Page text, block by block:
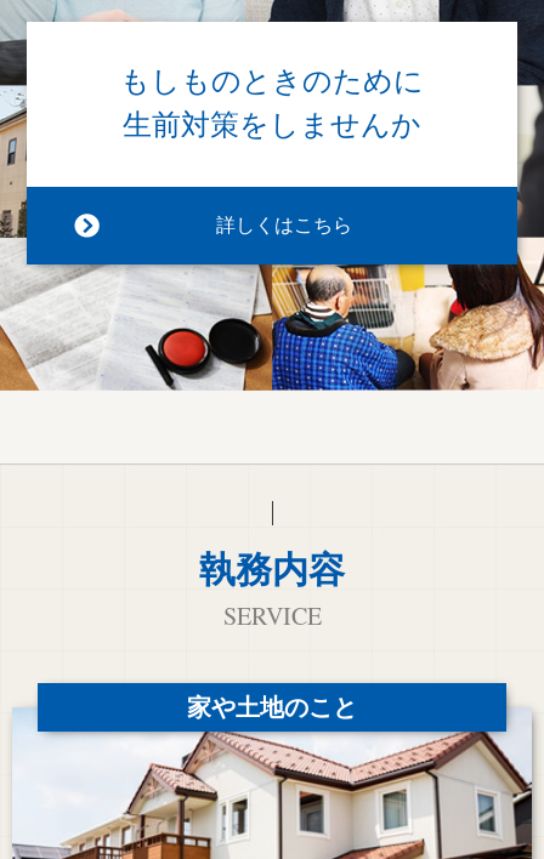
もしものときのために
生前対策をしませんか
詳しくはこちら
執務内容
SERVICE
家や土地のこと